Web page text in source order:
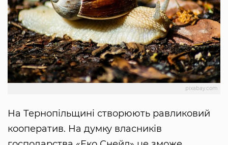
pixabay.com
На Тернопільщині створюють равликовий
кооператив. На думку власників